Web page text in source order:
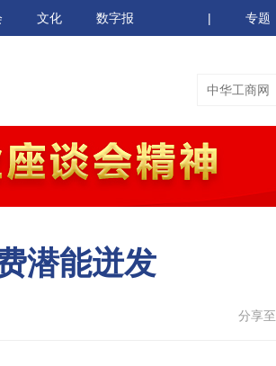
文化 数字报 | 专题
潜能迸发
分享至